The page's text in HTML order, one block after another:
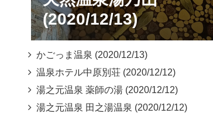
(2020/12/13)
かごっま温泉 (2020/12/13)
温泉ホテル中原別荘 (2020/12/12)
湯之元温泉 薬師の湯 (2020/12/12)
湯之元温泉 田之湯温泉 (2020/12/12)